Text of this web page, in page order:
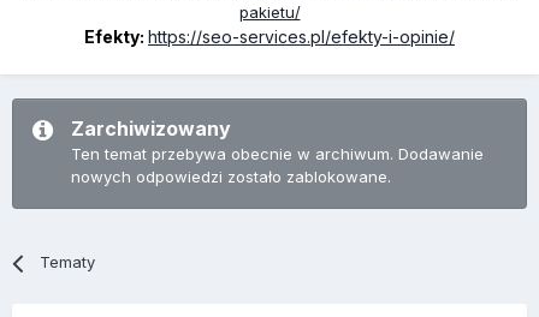
pakietu/
Efekty: https://seo-services.pl/efekty-i-opinie/
Zarchiwizowany
Ten temat przebywa obecnie w archiwum. Dodawanie
nowych odpowiedzi zostało zablokowane.
Tematy